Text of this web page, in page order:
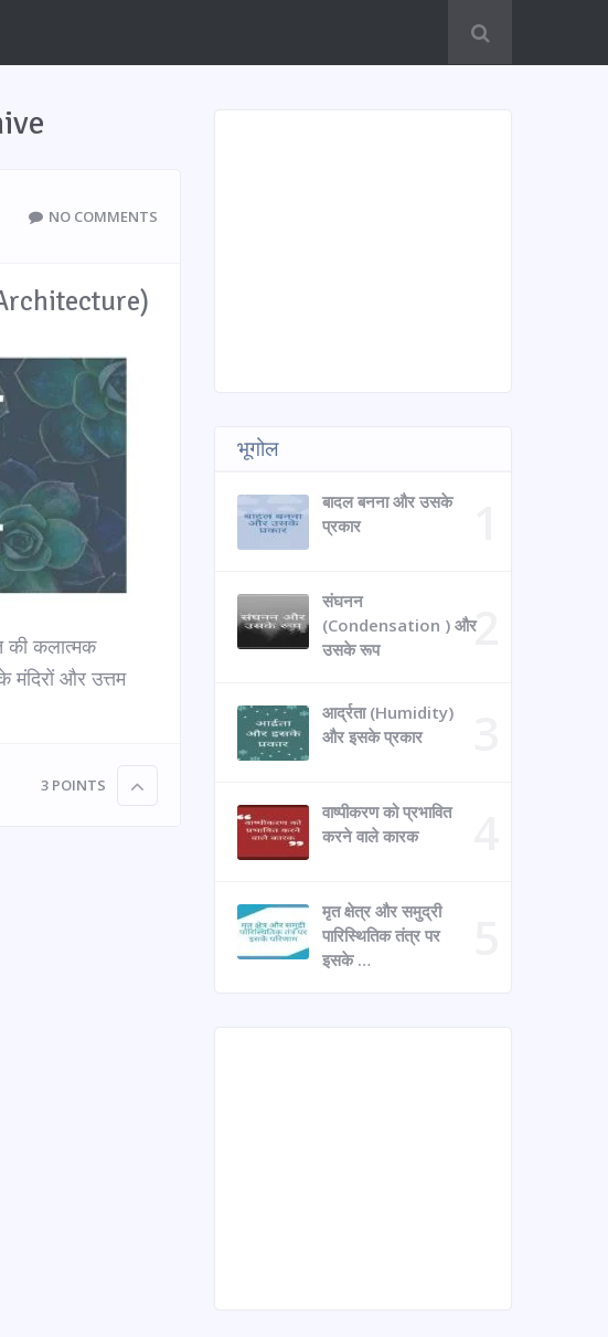
NO COMMENTS
की कलात्मक
मंदिरों और उत्तम
3 POINTS
भूगोल
बादल बनना और उसके
प्रकार
संघनन
(Condensation ) और
उसके रूप
आर्द्रता (Humidity)
और इसके प्रकार
वाष्पीकरण को प्रभावित
करने वाले कारक
मृत क्षेत्र और समुद्री
पारिस्थितिक तंत्र पर
इसके …